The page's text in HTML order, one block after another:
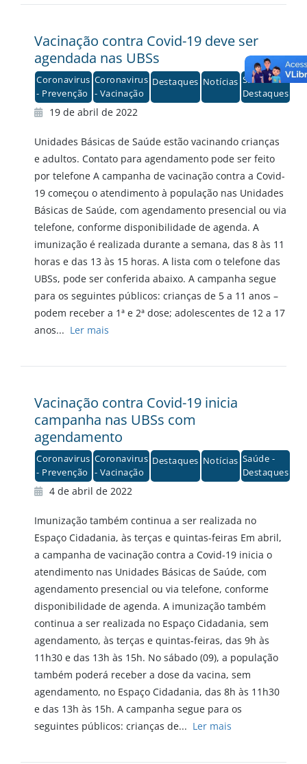
Vacinação contra Covid-19 deve ser
agendada nas UBSs
Coronavirus
- Prevenção
Coronavirus
- Vacinação
Destaques Notícias Saúde -
Destaques
19 de abril de 2022
Unidades Básicas de Saúde estão vacinando crianças
e adultos. Contato para agendamento pode ser feito
por telefone A campanha de vacinação contra a Covid-
19 começou o atendimento à população nas Unidades
Básicas de Saúde, com agendamento presencial ou via
telefone, conforme disponibilidade de agenda. A
imunização é realizada durante a semana, das 8 às 11
horas e das 13 às 15 horas. A lista com o telefone das
UBSs, pode ser conferida abaixo. A campanha segue
para os seguintes públicos: crianças de 5 a 11 anos –
podem receber a 1ª e 2ª dose; adolescentes de 12 a 17
anos... Ler mais
Vacinação contra Covid-19 inicia
campanha nas UBSs com
agendamento
Coronavirus
- Prevenção
Coronavirus
- Vacinação
Destaques Notícias Saúde -
Destaques
4 de abril de 2022
Imunização também continua a ser realizada no
Espaço Cidadania, às terças e quintas-feiras Em abril,
a campanha de vacinação contra a Covid-19 inicia o
atendimento nas Unidades Básicas de Saúde, com
agendamento presencial ou via telefone, conforme
disponibilidade de agenda. A imunização também
continua a ser realizada no Espaço Cidadania, sem
agendamento, às terças e quintas-feiras, das 9h às
11h30 e das 13h às 15h. No sábado (09), a população
também poderá receber a dose da vacina, sem
agendamento, no Espaço Cidadania, das 8h às 11h30
e das 13h às 15h. A campanha segue para os
seguintes públicos: crianças de... Ler mais